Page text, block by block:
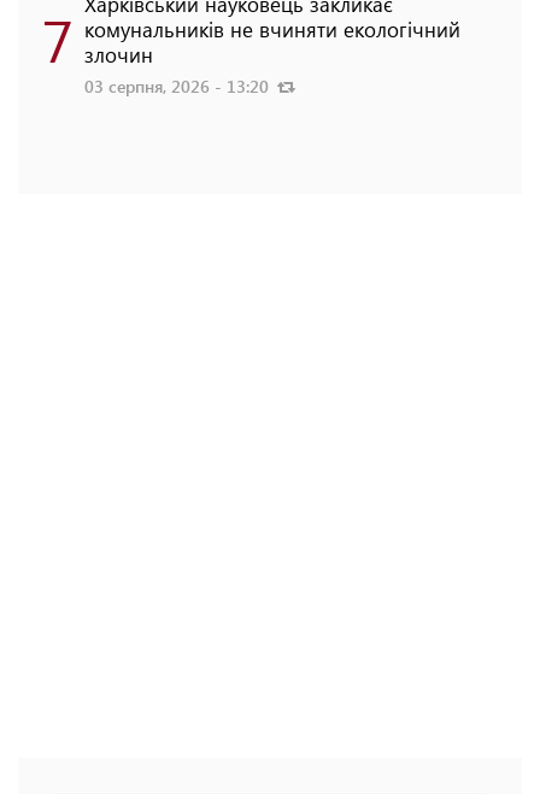
7 комунальників не вчиняти екологічний
злочин
03 серпня, 2026 - 13:20